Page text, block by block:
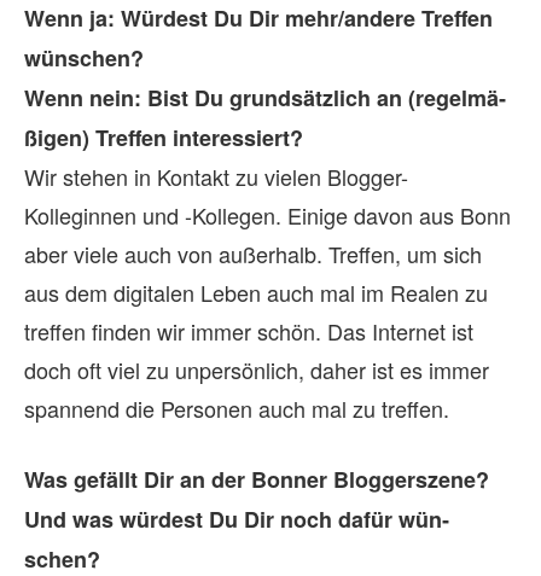
Wenn ja: Wür­dest Du Dir mehr/andere Tref­fen
wün­schen?
Wenn nein: Bist Du grund­sätz­lich an (re­gel­mä­
ßi­gen) Tref­fen in­ter­es­siert?
Wir stehen in Kontakt zu vielen Blogger-
Kolleginnen und -Kollegen. Einige davon aus Bonn
aber viele auch von außerhalb. Treffen, um sich
aus dem digitalen Leben auch mal im Realen zu
treffen finden wir immer schön. Das Internet ist
doch oft viel zu unpersönlich, daher ist es immer
spannend die Personen auch mal zu treffen.
Was ge­fällt Dir an der Bon­ner Blog­ger­szene?
Und was wür­dest Du Dir noch da­für wün­
schen?